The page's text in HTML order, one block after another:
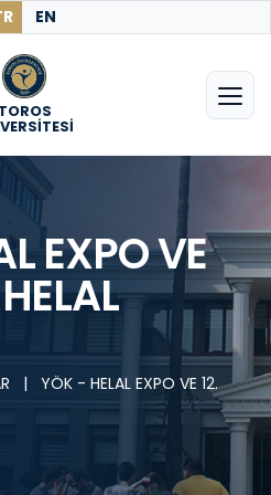
EN
TOROS
EXPO VE
|
YÖK - HELAL EXPO VE 12.